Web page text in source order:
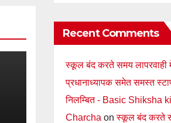
Recent Comments
स्कूल बंद करते समय लापरवाही
प्रधानाध्यापक समेत समस्त
निलम्बित - Basic Shiksha ki
Charcha onस्कूल बंद करते